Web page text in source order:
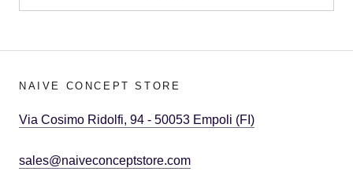
NAIVE CONCEPT STORE
Via Cosimo Ridolfi, 94 - 50053 Empoli (FI)
sales@naiveconceptstore.com